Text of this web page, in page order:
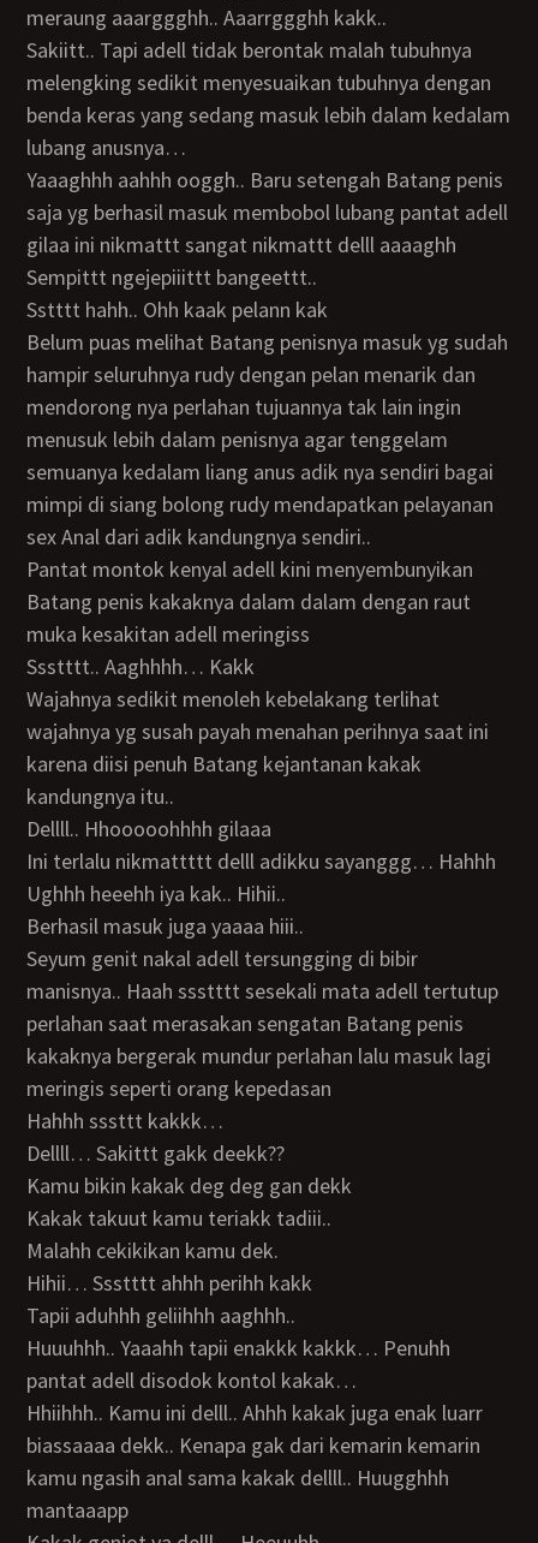
meraung aaarggghh.. Aaarrggghh kakk..
Sakiitt.. Tapi adell tidak berontak malah tubuhnya
melengking sedikit menyesuaikan tubuhnya dengan
benda keras yang sedang masuk lebih dalam kedalam
lubang anusnya…
Yaaaghhh aahhh ooggh.. Baru setengah Batang penis
saja yg berhasil masuk membobol lubang pantat adell
gilaa ini nikmattt sangat nikmattt delll aaaaghh
Sempittt ngejepiiittt bangeettt..
Sstttt hahh.. Ohh kaak pelann kak
Belum puas melihat Batang penisnya masuk yg sudah
hampir seluruhnya rudy dengan pelan menarik dan
mendorong nya perlahan tujuannya tak lain ingin
menusuk lebih dalam penisnya agar tenggelam
semuanya kedalam liang anus adik nya sendiri bagai
mimpi di siang bolong rudy mendapatkan pelayanan
sex Anal dari adik kandungnya sendiri..
Pantat montok kenyal adell kini menyembunyikan
Batang penis kakaknya dalam dalam dengan raut
muka kesakitan adell meringiss
Ssstttt.. Aaghhhh… Kakk
Wajahnya sedikit menoleh kebelakang terlihat
wajahnya yg susah payah menahan perihnya saat ini
karena diisi penuh Batang kejantanan kakak
kandungnya itu..
Dellll.. Hhooooohhhh gilaaa
Ini terlalu nikmattttt delll adikku sayanggg… Hahhh
Ughhh heeehh iya kak.. Hihii..
Berhasil masuk juga yaaaa hiii..
Seyum genit nakal adell tersungging di bibir
manisnya.. Haah ssstttt sesekali mata adell tertutup
perlahan saat merasakan sengatan Batang penis
kakaknya bergerak mundur perlahan lalu masuk lagi
meringis seperti orang kepedasan
Hahhh sssttt kakkk…
Dellll… Sakittt gakk deekk??
Kamu bikin kakak deg deg gan dekk
Kakak takuut kamu teriakk tadiii..
Malahh cekikikan kamu dek.
Hihii… Ssstttt ahhh perihh kakk
Tapii aduhhh geliihhh aaghhh..
Huuuhhh.. Yaaahh tapii enakkk kakkk… Penuhh
pantat adell disodok kontol kakak…
Hhiihhh.. Kamu ini delll.. Ahhh kakak juga enak luarr
biassaaaa dekk.. Kenapa gak dari kemarin kemarin
kamu ngasih anal sama kakak dellll.. Huugghhh
mantaaapp